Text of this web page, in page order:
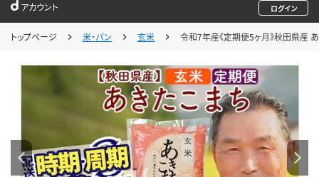
アカウント ログイン
トップページ 米・パン 玄米 令和7年産《定期便5ヶ月》秋田県産